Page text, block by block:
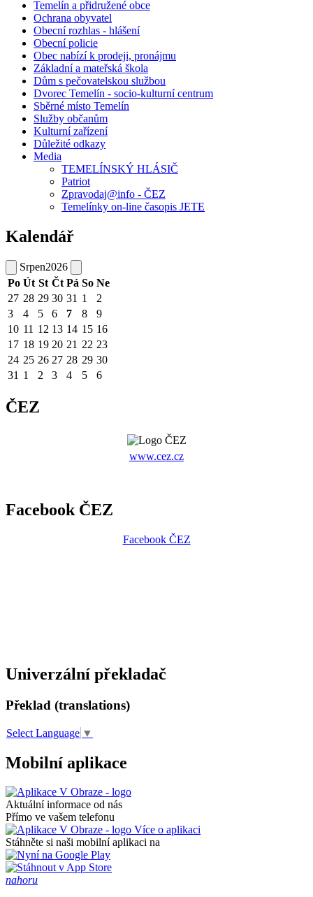
Temelín a přidružené obce
Ochrana obyvatel
Obecní rozhlas - hlášení
Obecní policie
Obec nabízí k prodeji, pronájmu
Základní a mateřská škola
Dům s pečovatelskou službou
Dvorec Temelín - socio-kulturní centrum
Sběrné místo Temelín
Služby občanům
Kulturní zařízení
Důležité odkazy
Media
TEMELÍNSKÝ HLÁSIČ
Patriot
Zpravodaj@info - ČEZ
Temelínky on-line časopis JETE
Kalendář
Srpen2026
Po Út St Čt Pá So Ne
27 28 29 30 31 1
2
3
4 5 6 7 8
9
10 11 12 13 14 15 16
17 18 19 20 21 22 23
24 25 26 27 28 29 30
31 1 2 3 4 5 6
ČEZ
www.cez.cz
Facebook ČEZ
Facebook ČEZ
Univerzální překladač
Překlad (translations)
Select Language ▼
Mobilní aplikace
Aktuální informace od nás
Přímo ve vašem telefonu
Více o aplikaci
Stáhněte si naši mobilní aplikaci na
nahoru